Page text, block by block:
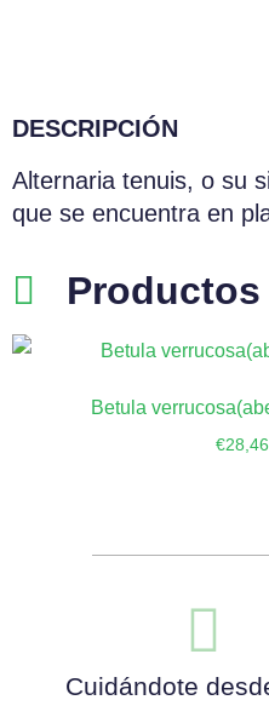
DESCRIPCIÓN
Alternaria tenuis, o su
que se encuentra en
Betula
€28,46
Cuidándote